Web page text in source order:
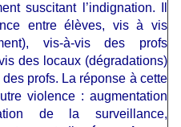
suscitant l’indignation. Il
entre élèves, vis à vis
vis-à-vis des profs
des locaux (dégradations)
profs. La réponse à cette
violence : augmentation
de la surveillance,